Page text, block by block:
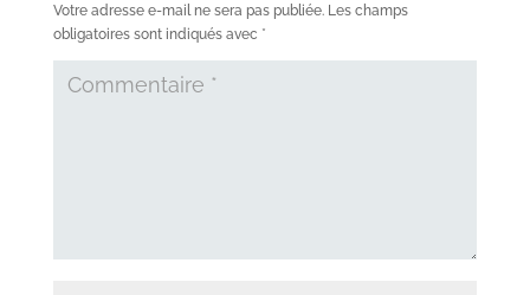
Votre adresse e-mail ne sera pas publiée. Les champs
obligatoires sont indiqués avec *